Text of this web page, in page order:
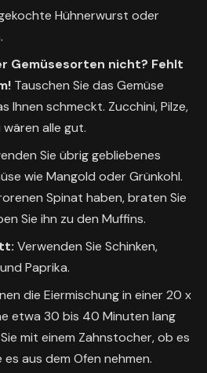
Hühnerwurst oder
Gemüsesorten nicht? Fehlt
Tauschen Sie das Gemüse
Ihnen schmeckt. Zucchini, Pilze,
alle gut.
Sie übrig gebliebenes
wie Mangold oder Grünkohl.
Spinat haben, braten Sie
Sie ihn zu den Muffins.
Verwenden Sie Schinken,
Paprika.
die Eiermischung in einer 20 x
etwa 30 bis 40 Minuten lang
mit einem Zahnstocher, ob es
aus dem Ofen nehmen.